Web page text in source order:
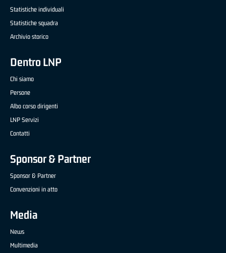
Statistiche individuali
Statistiche squadra
Archivio storico
Dentro LNP
Chi siamo
Persone
Albo corso dirigenti
LNP Servizi
Contatti
Sponsor & Partner
Sponsor & Partner
Convenzioni in atto
Media
News
Multimedia